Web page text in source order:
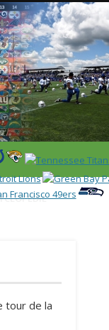
tour de la